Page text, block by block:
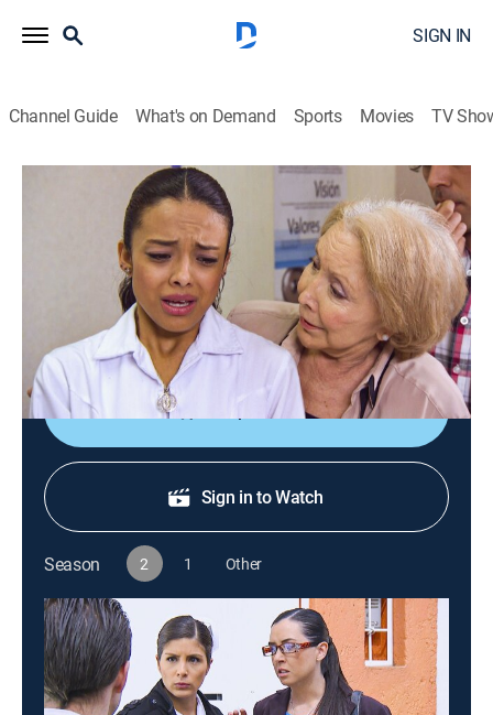
SIGN IN
Channel Guide What's on Demand Sports Movies TV
Historias de la Virgen morena
S2 E54 | La mujer de blanco
Drama, Religious|2018
Norma quiere ser enfermera, pero su tía no está de
acuerdo, ya que considera que esa no es una carrera e
insiste en que debe estudiar leyes.
Shop DIRECTV
Sign in to Watch
Season 2 1 Other